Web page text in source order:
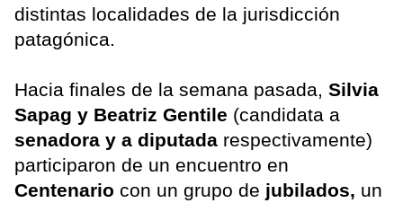
distintas localidades de la jurisdicción
patagónica.
Hacia finales de la semana pasada, Silvia
Sapag y Beatriz Gentile (candidata a
senadora y a diputada respectivamente)
participaron de un encuentro en
Centenario con un grupo de jubilados, un